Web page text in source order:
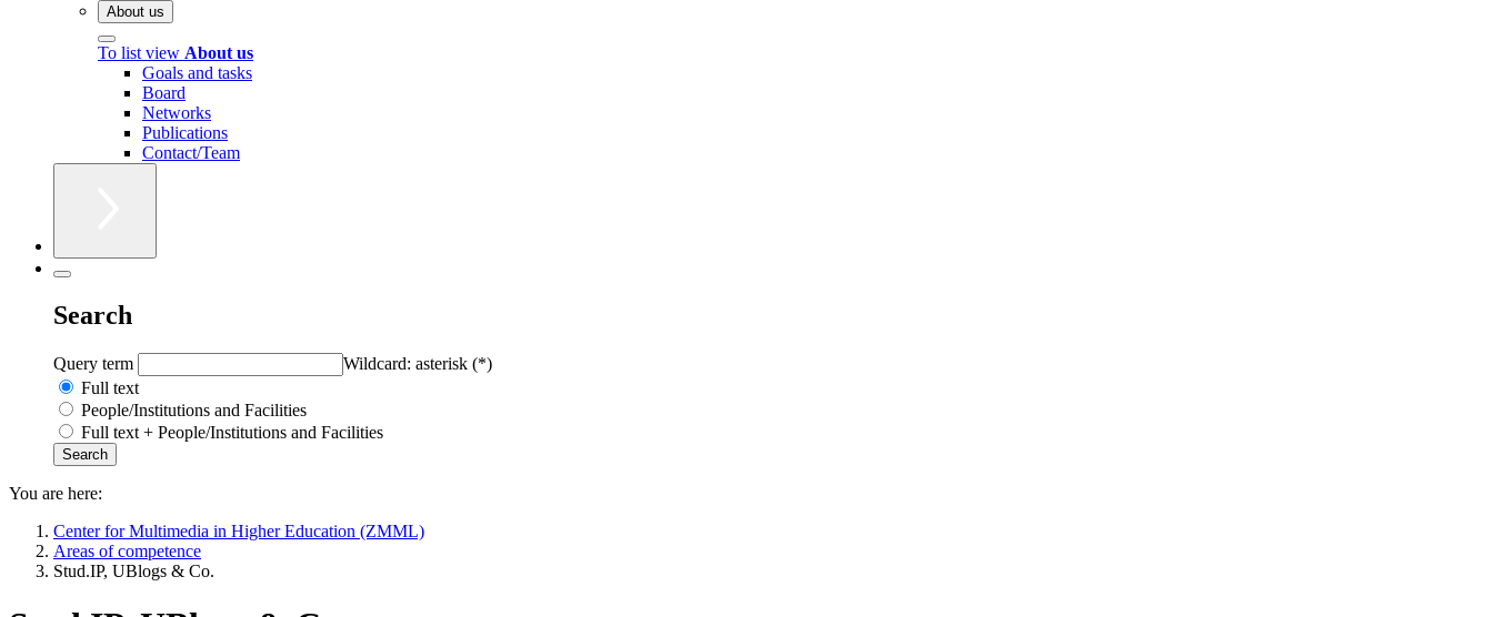
About us
To list view About us
Goals and tasks
Board
Networks
Publications
Contact/Team
Search
Query term
Wildcard: asterisk (*)
Full text
People/Institutions and Facilities
Full text + People/Institutions and Facilities
You are here:
Center for Multimedia in Higher Education (ZMML)
Areas of competence
Stud.IP, UBlogs & Co.